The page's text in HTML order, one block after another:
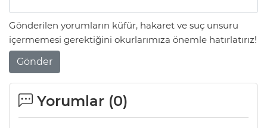
Gönderilen yorumların küfür, hakaret ve suç unsuru
içermemesi gerektiğini okurlarımıza önemle hatırlatırız!
Gönder
Yorumlar (0)